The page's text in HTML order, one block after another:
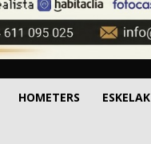
HOMETERS ESKELAK